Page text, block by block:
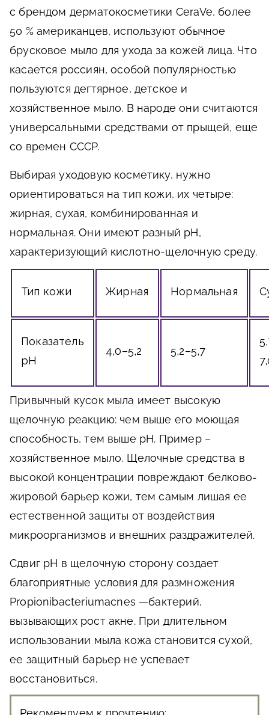
с брендом дерматокосметики CeraVe, более
50 % американцев, используют обычное
брусковое мыло для ухода за кожей лица. Что
касается россиян, особой популярностью
пользуются дегтярное, детское и
хозяйственное мыло. В народе они считаются
универсальными средствами от прыщей, еще
со времен СССР.
Выбирая уходовую косметику, нужно
ориентироваться на тип кожи, их четыре:
жирная, сухая, комбинированная и
нормальная. Они имеют разный pH,
характеризующий кислотно-щелочную среду.
Тип кожи Жирная Нормальная
Показатель
pH
4,0–5,2 5,2–5,7
Привычный кусок мыла имеет высокую
щелочную реакцию: чем выше его моющая
способность, тем выше pH. Пример –
хозяйственное мыло. Щелочные средства в
высокой концентрации повреждают белково-
жировой барьер кожи, тем самым лишая ее
естественной защиты от воздействия
микроорганизмов и внешних раздражителей.
Сдвиг pH в щелочную сторону создает
благоприятные условия для размножения
Propionibacteriumacnes —бактерий,
вызывающих рост акне. При длительном
использовании мыла кожа становится сухой,
ее защитный барьер не успевает
восстановиться.